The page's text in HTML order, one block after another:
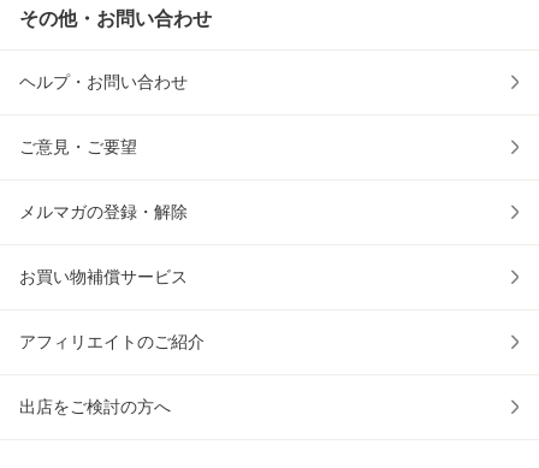
その他・お問い合わせ
ヘルプ・お問い合わせ
ご意見・ご要望
メルマガの登録・解除
お買い物補償サービス
アフィリエイトのご紹介
出店をご検討の方へ